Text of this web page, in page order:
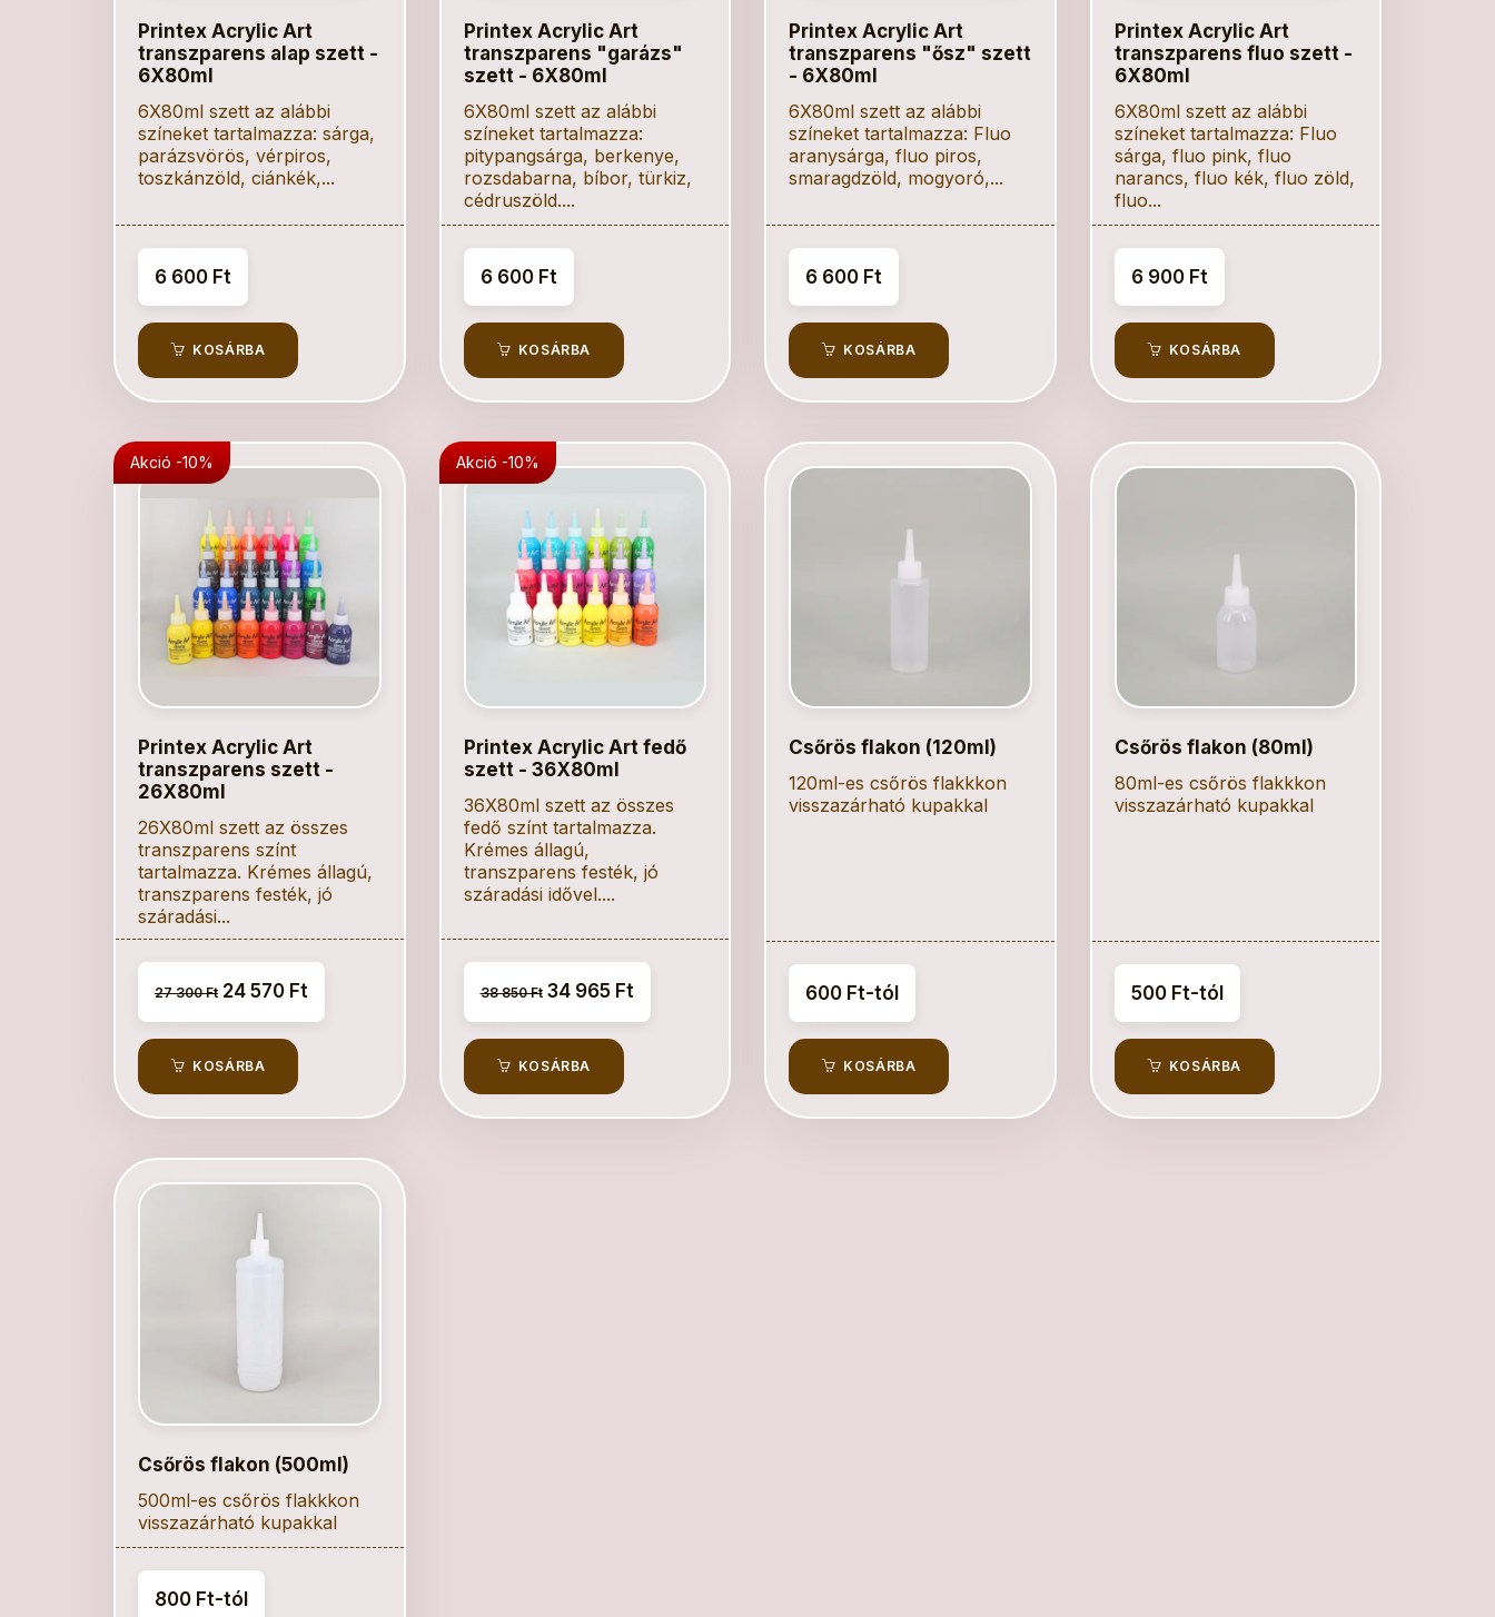
Printex Acrylic Art
transzparens alap szett -
6X80ml
6X80ml szett az alábbi
színeket tartalmazza: sárga,
parázsvörös, vérpiros,
toszkánzöld, ciánkék,...
6 600 Ft
KOSÁRBA
Printex Acrylic Art
transzparens "garázs"
szett - 6X80ml
6X80ml szett az alábbi
színeket tartalmazza:
pitypangsárga, berkenye,
rozsdabarna, bíbor, türkiz,
cédruszöld....
6 600 Ft
KOSÁRBA
Printex Acrylic Art
transzparens "ősz" szett
- 6X80ml
6X80ml szett az alábbi
színeket tartalmazza: Fluo
aranysárga, fluo piros,
smaragdzöld, mogyoró,...
6 600 Ft
KOSÁRBA
Printex Acrylic Art
transzparens fluo szett -
6X80ml
6X80ml szett az alábbi
színeket tartalmazza: Fluo
sárga, fluo pink, fluo
narancs, fluo kék, fluo zöld,
fluo...
6 900 Ft
KOSÁRBA
Akció -10%
Printex Acrylic Art
transzparens szett -
26X80ml
26X80ml szett az összes
transzparens színt
tartalmazza. Krémes állagú,
transzparens festék, jó
száradási...
27 300 Ft 24 570 Ft
KOSÁRBA
Akció -10%
Printex Acrylic Art fedő
szett - 36X80ml
36X80ml szett az összes
fedő színt tartalmazza.
Krémes állagú,
transzparens festék, jó
száradási idővel....
38 850 Ft34 965 Ft
KOSÁRBA
Csőrös flakon (120ml)
120ml-es csőrös flakkkon
visszazárható kupakkal
600 Ft-tól
KOSÁRBA
Csőrös flakon (80ml)
80ml-es csőrös flakkkon
visszazárható kupakkal
500 Ft-tól
KOSÁRBA
Csőrös flakon (500ml)
500ml-es csőrös flakkkon
visszazárható kupakkal
800 Ft-tól